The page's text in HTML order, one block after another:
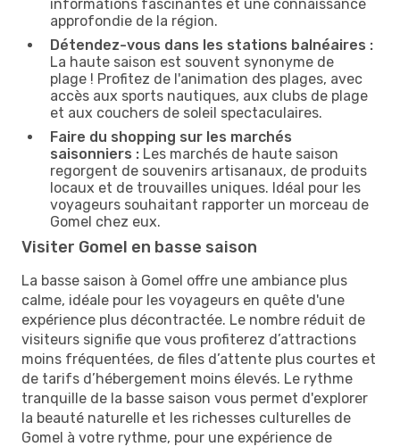
informations fascinantes et une connaissance
approfondie de la région.
Détendez-vous dans les stations balnéaires :
La haute saison est souvent synonyme de
plage ! Profitez de l'animation des plages, avec
accès aux sports nautiques, aux clubs de plage
et aux couchers de soleil spectaculaires.
Faire du shopping sur les marchés
saisonniers : Les marchés de haute saison
regorgent de souvenirs artisanaux, de produits
locaux et de trouvailles uniques. Idéal pour les
voyageurs souhaitant rapporter un morceau de
Gomel chez eux.
Visiter Gomel en basse saison
La basse saison à Gomel offre une ambiance plus
calme, idéale pour les voyageurs en quête d'une
expérience plus décontractée. Le nombre réduit de
visiteurs signifie que vous profiterez d’attractions
moins fréquentées, de files d’attente plus courtes et
de tarifs d’hébergement moins élevés. Le rythme
tranquille de la basse saison vous permet d'explorer
la beauté naturelle et les richesses culturelles de
Gomel à votre rythme, pour une expérience de